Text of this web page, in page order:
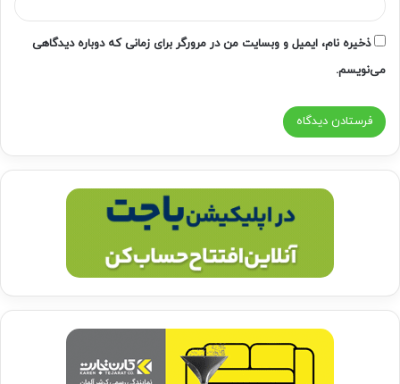
ذخیره نام، ایمیل و وبسایت من در مرورگر برای زمانی که دوباره دیدگاهی
می‌نویسم.